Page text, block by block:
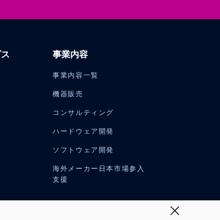
事業内容
事業内容一覧
機器販売
コンサルティング
ハードウェア開発
ソフトウェア開発
海外メーカー日本市場参入
支援